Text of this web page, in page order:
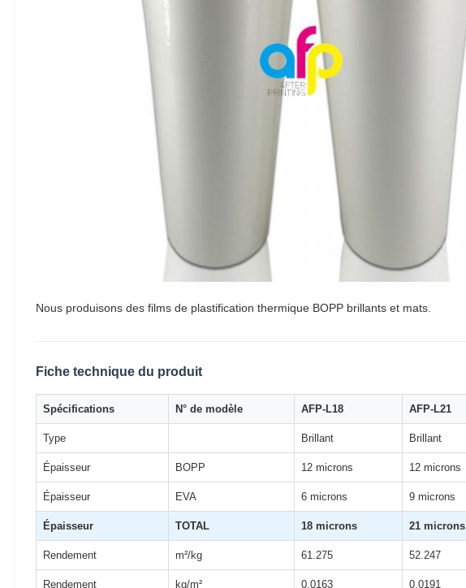
Nous produisons des films de plastification thermique BOPP brillants et mats.
Fiche technique du produit
Spécifications N° de modèle AFP-L18 AFP-L21
Type Brillant Brillant
Épaisseur BOPP 12 microns 12 microns
Épaisseur EVA 6 microns 9 microns
Épaisseur TOTAL 18 microns 21 microns
Rendement m²/kg 61.275 52.247
Rendement kg/m² 0.0163 0.0191